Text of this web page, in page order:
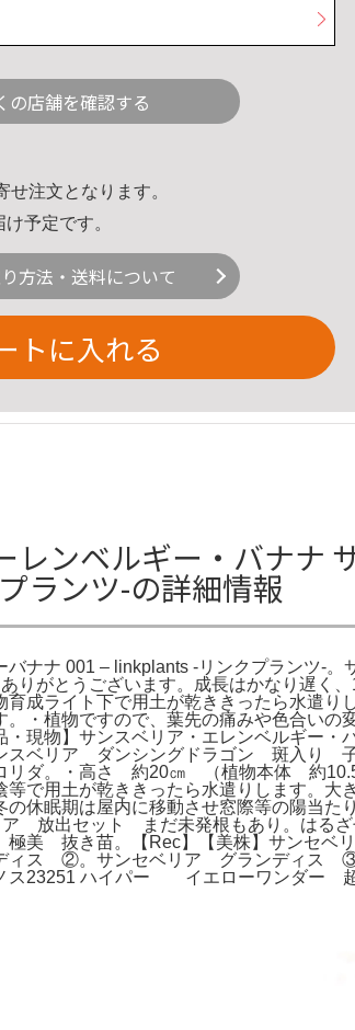
の店舗を確認する
注文となります。
予定です。
方法・送料について
トに入れる
レンベルギー・バナナ
ランツ-の詳細情報
ナナ 001 – linkplants -リンクプランツ-
りがとうございます。成長はかなり遅く
成ライト下で用土が乾ききったら水遣
。・植物ですので、葉先の痛みや色合い
現物】サンスベリア・エレンベルギー・
ンスベリア ダンシングドラゴン 斑入
ダ。・高さ 約20㎝ （植物本体 約10.5
等で用土が乾ききったら水遣りします
眠期は屋内に移動させ窓際等の陽当た
ア 放出セット まだ未発根もあり。はる
抜き苗。【Rec】【美株】サンセベリ
ィス ②。サンセベリア グランディス ③
23251 ハイパー イエローワンダー 超